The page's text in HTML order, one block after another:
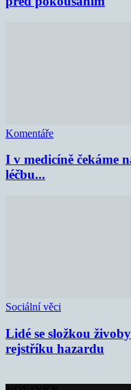
Komentáře
I v medicíně čekáme
léčbu...
Sociální věci
Lidé se složkou
rejstříku hazardu